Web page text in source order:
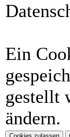
Ein
gestellt
ändern.